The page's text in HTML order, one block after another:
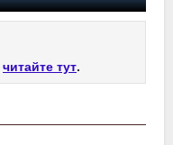
читайте тут.